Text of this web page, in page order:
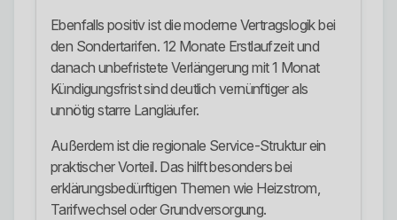
Ebenfalls positiv ist die moderne Vertragslogik bei
den Sondertarifen. 12 Monate Erstlaufzeit und
danach unbefristete Verlängerung mit 1 Monat
Kündigungsfrist sind deutlich vernünftiger als
unnötig starre Langläufer.
Außerdem ist die regionale Service-Struktur ein
praktischer Vorteil. Das hilft besonders bei
erklärungsbedürftigen Themen wie Heizstrom,
Tarifwechsel oder Grundversorgung.